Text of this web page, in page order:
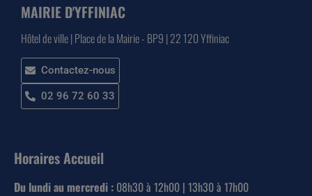
MAIRIE D'YFFINIAC
Hôtel de ville | Place de la Mairie - BP9 | 22 120 Yffiniac
Contactez-nous
02 96 72 60 33
Horaires Accueil
Du lundi au mercredi : 08h30 à 12h00 | 13h30 à 17h00